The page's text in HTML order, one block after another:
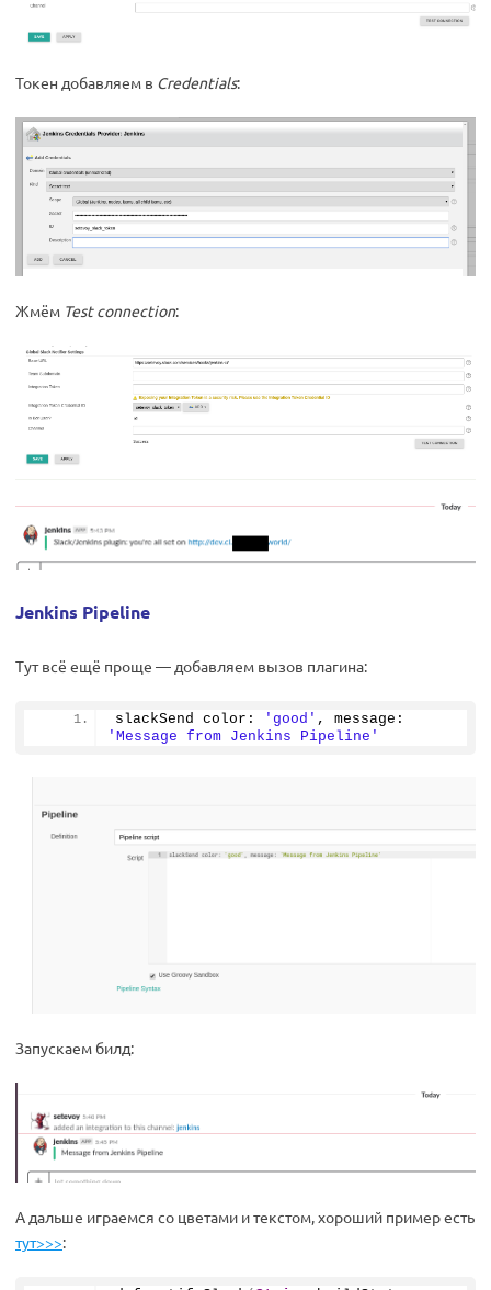
Токен добавляем в Credentials:
Жмём Test connection:
Jenkins Pipeline
Тут всё ещё проще — добавляем вызов плагина:
slackSend color: 'good'
'Message from Jenkins Pipeline'
Запускаем билд:
А дальше играемся со цветами и текстом, хороший пример есть
тут>>>: